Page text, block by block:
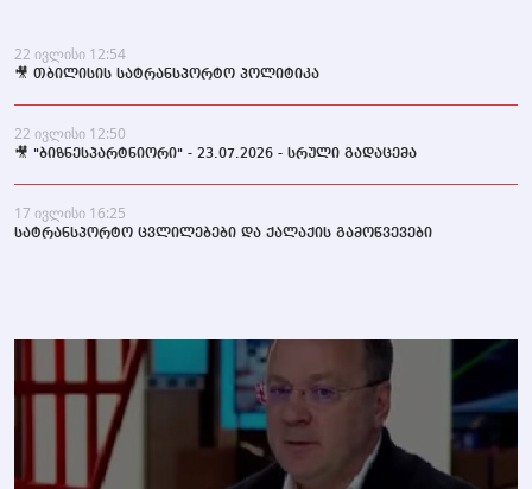
22 ივლისი 12:54
🎥 თბილისის სატრანსპორტო პოლიტიკა
22 ივლისი 12:50
🎥 "ბიზნესპარტნიორი" - 23.07.2026 - სრული გადაცემა
17 ივლისი 16:25
სატრანსპორტო ცვლილებები და ქალაქის გამოწვევები